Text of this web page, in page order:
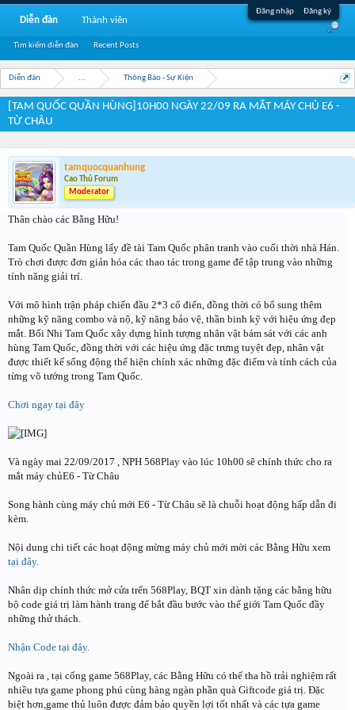
Đăng nhập Đăng ký
Diễn đàn ... Thông Báo - Sự Kiện
[TAM QUỐC QUẦN HÙNG]10H00 NGÀY 22/09 RA MẮT MÁY CHỦ E6 -
TỪ CHÂU
tamquocquanhung
Cao Thủ Forum
Moderator
Thân chào các Bằng Hữu!
Tam Quốc Quần Hùng lấy đề tài Tam Quốc phân tranh vào cuối thời nhà Hán.
Trò chơi được đơn giản hóa các thao tác trong game để tập trung vào những
tính năng giải trí.
Với mô hình trận pháp chiến đầu 2*3 cổ điển, đồng thời có bổ sung thêm
những kỹ năng combo và nộ, kỹ năng bảo vệ, thần binh kỹ với hiệu ứng đẹp
mắt. Bối Nhi Tam Quốc xây dựng hình tượng nhân vật bám sát với các anh
hùng Tam Quốc, đồng thời với các hiệu ứng đặc trưng tuyệt đẹp, nhân vật
được thiết kế sống động thể hiện chính xác những đặc điểm và tính cách của
từng võ tướng trong Tam Quốc.
Chơi ngay tại đây
Và ngày mai 22/09/2017 , NPH 568Play vào lúc 10h00 sẽ chính thức cho ra
mắt máy chủE6 - Từ Châu
Song hành cùng máy chủ mới E6 - Từ Châu sẽ là chuỗi hoạt động hấp dẫn đi
kèm.
Nội dung chi tiết các hoạt động mừng máy chủ mới mời các Bằng Hữu xem
tại đây.
Nhân dịp chính thức mở cửa trển 568Play, BQT xin dành tặng các bằng hữu
bộ code giá trị làm hành trang để bắt đầu bước vào thế giới Tam Quốc đầy
những thử thách.
Nhận Code tại đây.
Ngoài ra , tại cổng game 568Play, các Bằng Hữu có thể tha hồ trải nghiệm rất
nhiều tựa game phong phú cùng hàng ngàn phần quà Giftcode giá trị. Đặc
biệt hơn,game thủ luôn được đảm bảo quyền lợi tốt nhất và các tựa game
Diễn đàn
Tìm kiếm diễn đàn Recent Posts
Thành viên